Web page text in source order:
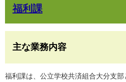
福利課
主な業務内容
福利課は、公立学校共済組合大分支